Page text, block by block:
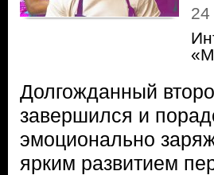
24
Долгожданный
завершился и
эмоционально
ярким развитием